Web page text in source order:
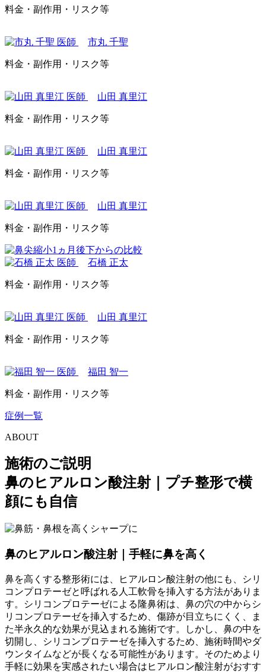
料金・副作用・リスク等
市丸 千聖
料金・副作用・リスク等
山田 真里江
料金・副作用・リスク等
山田 真里江
料金・副作用・リスク等
山田 真里江
料金・副作用・リスク等
石橋 正太
料金・副作用・リスク等
山田 真里江
料金・副作用・リスク等
福田 智一
料金・副作用・リスク等
症例一覧
ABOUT
施術のご説明
鼻のヒアルロン酸注射｜プチ整形で横
顔にも自信
鼻のヒアルロン酸注射｜ 手軽に鼻を高く
鼻を高くする整形術には、ヒアルロン酸注射の他にも、シリ
コンプロテーゼと呼ばれる人工軟骨を挿入する方法がありま
す。シリコンプロテーゼによる隆鼻術は、鼻の穴の中からシ
リコンプロテーゼを挿入するため、傷跡が目立ちにくく、ま
た半永久的な効果が見込まれる施術です。しかし、鼻の中を
切開し、シリコンプロテーゼを挿入するため、施術時間やダ
ウンタイムなどが長くなる可能性があります。そのためより
手軽に効果を実感されたい場合はヒアルロン酸注射がおすす